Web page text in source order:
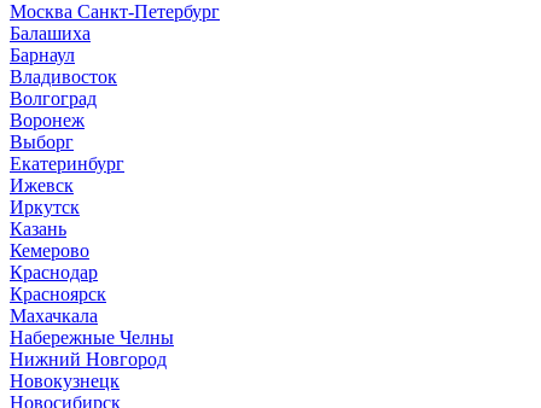
Москва Санкт-Петербург
Балашиха
Барнаул
Владивосток
Волгоград
Воронеж
Выборг
Екатеринбург
Ижевск
Иркутск
Казань
Кемерово
Краснодар
Красноярск
Махачкала
Набережные Челны
Нижний Новгород
Новокузнецк
Новосибирск